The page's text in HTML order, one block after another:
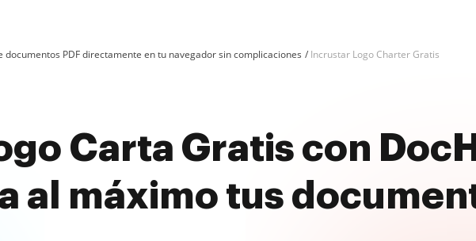
PDF directamente en tu navegador sin complicaciones Incrustar Logo Charter Gratis
Carta Gratis con
al máximo tus